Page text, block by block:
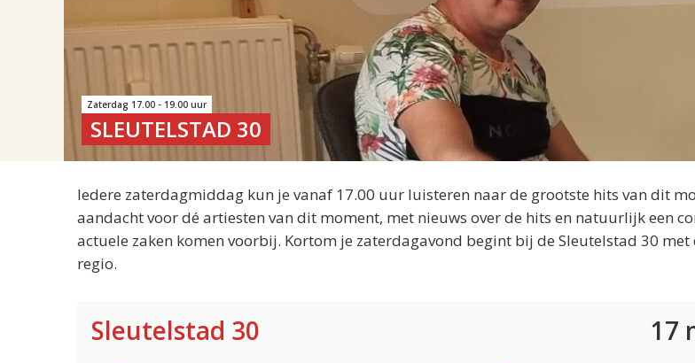
Zaterdag 17.00 - 19.00 uur
SLEUTELSTAD 30
Iedere zaterdagmiddag kun je vanaf 17.00 uur luisteren naar de grootste hits van dit
aandacht voor dé artiesten van dit moment, met nieuws over de hits en natuurlijk een
actuele zaken komen voorbij. Kortom je zaterdagavond begint bij de Sleutelstad 30 met
regio.
Sleutelstad 30 17